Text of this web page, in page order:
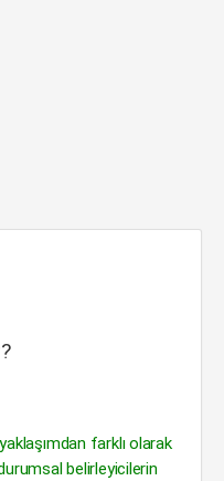
farklı olarak
belirleyicilerin